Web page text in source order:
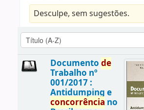
Desculpe, sem sugestões.
Documento de
Trabalho nº
001/2017 :
Antidumping e
concorrência no